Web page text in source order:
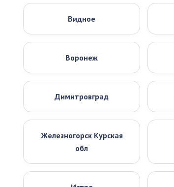
Видное
Воронеж
Димитровград
Железногорск Курская
обл